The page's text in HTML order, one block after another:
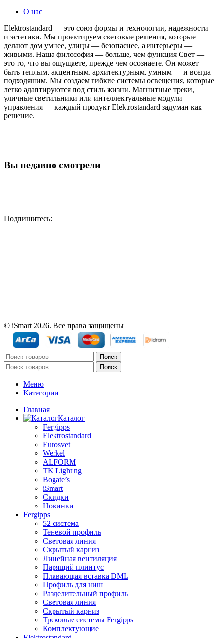
О нас
Elektrostandard — это союз формы и технологии, надежности
и эстетики. Мы проектируем световые решения, которые
делают дом умнее, улицы — безопаснее, а интерьеры —
живыми. Наша философия — больше, чем функция Свет —
это то, что вы ощущаете, прежде чем осознаете. Он может
быть теплым, акцентным, архитектурным, умным — и всегда
подходящим. Мы создаем гибкие системы освещения, которые
легко адаптируются под стиль жизни. Магнитные треки,
уличные светильники или интеллектуальные модули
управления — каждый продукт Elektrostandard задуман как
решение.
Вы недавно смотрели
Подпишитесь:
© iSmart 2026. Все права защищены
Поиск
Поиск
Меню
Категории
Главная
Каталог
Fergipps
Elektrostandard
Eurosvet
Werkel
ALFORM
TK Lighting
Bogate’s
iSmart
Скидки
Новинки
Fergipps
52 система
Теневой профиль
Световая линия
Скрытый карниз
Линейная вентиляция
Парящий плинтус
Плавающая вставка DML
Профиль для ниш
Разделительный профиль
Световая линия
Скрытый карниз
Трековые системы Fergipps
Комплектующие